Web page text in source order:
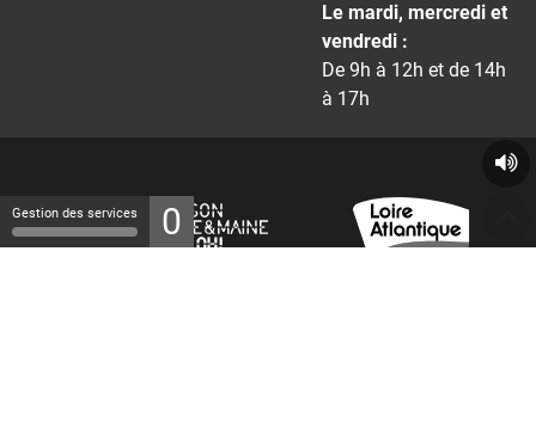
Le mardi, mercredi et
vendredi :
De 9h à 12h et de 14h
à 17h
Gestion des services 0